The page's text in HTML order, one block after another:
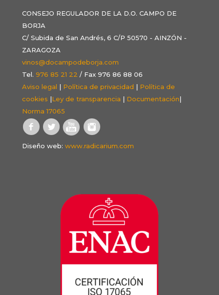
CONSEJO REGULADOR DE LA D.O. CAMPO DE
BORJA
C/ Subida de San Andrés, 6 C/P 50570 - AINZÓN -
ZARAGOZA
vinos@docampodeborja.com
Tel. 976 85 21 22 / Fax 976 86 88 06
Aviso legal | Política de privacidad | Política de
cookies |Ley de transparencia | Documentación|
Norma 17065
Diseño web: www.radicarium.com